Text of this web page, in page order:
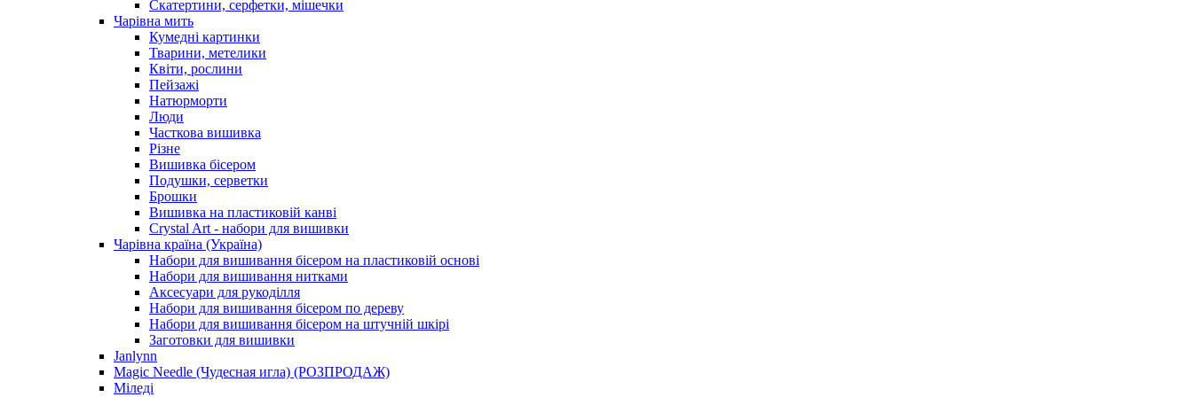
Скатертини, серфетки, мішечки
Чарiвна мить
Кумедні картинки
Тварини, метелики
Квіти, рослини
Пейзажі
Натюрморти
Люди
Часткова вишивка
Різне
Вишивка бісером
Подушки, серветки
Брошки
Вишивка на пластиковій канві
Crystal Art - набори для вишивки
Чарівна країна (Україна)
Набори для вишивання бісером на пластиковій основі
Набори для вишивання нитками
Аксесуари для рукоділля
Набори для вишивання бісером по дереву
Набори для вишивання бісером на штучній шкірі
Заготовки для вишивки
Janlynn
Magic Needle (Чудесная игла) (РОЗПРОДАЖ)
Міледі